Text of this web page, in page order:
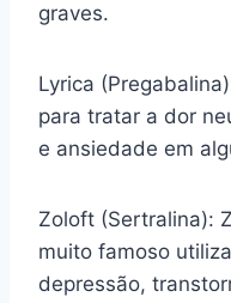
graves.
Lyrica
para tratar a dor
e ansiedade em
Zoloft (Sertralina):
muito famoso
depressão,